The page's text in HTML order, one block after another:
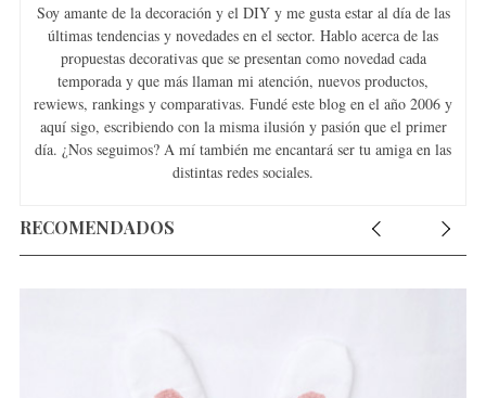
Soy amante de la decoración y el DIY y me gusta estar al día de las
últimas tendencias y novedades en el sector. Hablo acerca de las
propuestas decorativas que se presentan como novedad cada
temporada y que más llaman mi atención, nuevos productos,
rewiews, rankings y comparativas. Fundé este blog en el año 2006 y
aquí sigo, escribiendo con la misma ilusión y pasión que el primer
día. ¿Nos seguimos? A mí también me encantará ser tu amiga en las
distintas redes sociales.
RECOMENDADOS